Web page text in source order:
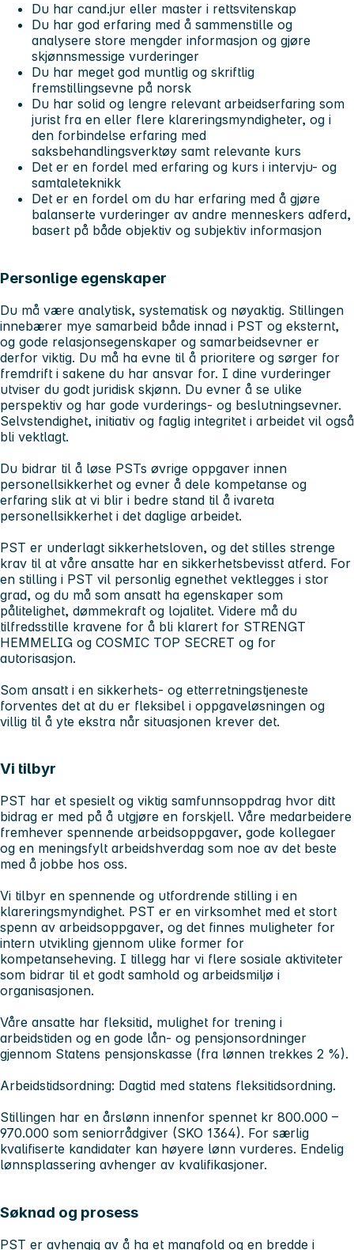
Du har cand.jur eller master i rettsvitenskap
Du har god erfaring med å sammenstille og
analysere store mengder informasjon og gjøre
skjønnsmessige vurderinger
Du har meget god muntlig og skriftlig
fremstillingsevne på norsk
Du har solid og lengre relevant arbeidserfaring som
jurist fra en eller flere klareringsmyndigheter, og i
den forbindelse erfaring med
saksbehandlingsverktøy samt relevante kurs
Det er en fordel med erfaring og kurs i intervju- og
samtaleteknikk
Det er en fordel om du har erfaring med å gjøre
balanserte vurderinger av andre menneskers adferd,
basert på både objektiv og subjektiv informasjon
Personlige egenskaper
Du må være analytisk, systematisk og nøyaktig. Stillingen
innebærer mye samarbeid både innad i PST og eksternt,
og gode relasjonsegenskaper og samarbeidsevner er
derfor viktig. Du må ha evne til å prioritere og sørger for
fremdrift i sakene du har ansvar for. I dine vurderinger
utviser du godt juridisk skjønn. Du evner å se ulike
perspektiv og har gode vurderings- og beslutningsevner.
Selvstendighet, initiativ og faglig integritet i arbeidet vil også
bli vektlagt.
Du bidrar til å løse PSTs øvrige oppgaver innen
personellsikkerhet og evner å dele kompetanse og
erfaring slik at vi blir i bedre stand til å ivareta
personellsikkerhet i det daglige arbeidet.
PST er underlagt sikkerhetsloven, og det stilles strenge
krav til at våre ansatte har en sikkerhetsbevisst atferd. For
en stilling i PST vil personlig egnethet vektlegges i stor
grad, og du må som ansatt ha egenskaper som
pålitelighet, dømmekraft og lojalitet. Videre må du
tilfredsstille kravene for å bli klarert for STRENGT
HEMMELIG og COSMIC TOP SECRET og for
autorisasjon.
Som ansatt i en sikkerhets- og etterretningstjeneste
forventes det at du er fleksibel i oppgaveløsningen og
villig til å yte ekstra når situasjonen krever det.
Vi tilbyr
PST har et spesielt og viktig samfunnsoppdrag hvor ditt
bidrag er med på å utgjøre en forskjell. Våre medarbeidere
fremhever spennende arbeidsoppgaver, gode kollegaer
og en meningsfylt arbeidshverdag som noe av det beste
med å jobbe hos oss.
Vi tilbyr en spennende og utfordrende stilling i en
klareringsmyndighet. PST er en virksomhet med et stort
spenn av arbeidsoppgaver, og det finnes muligheter for
intern utvikling gjennom ulike former for
kompetanseheving. I tillegg har vi flere sosiale aktiviteter
som bidrar til et godt samhold og arbeidsmiljø i
organisasjonen.
Våre ansatte har fleksitid, mulighet for trening i
arbeidstiden og en gode lån- og pensjonsordninger
gjennom Statens pensjonskasse (fra lønnen trekkes 2 %).
Arbeidstidsordning: Dagtid med statens fleksitidsordning.
Stillingen har en årslønn innenfor spennet kr 800.000 –
970.000 som seniorrådgiver (SKO 1364). For særlig
kvalifiserte kandidater kan høyere lønn vurderes. Endelig
lønnsplassering avhenger av kvalifikasjoner.
Søknad og prosess
PST er avhengig av å ha et mangfold og en bredde i